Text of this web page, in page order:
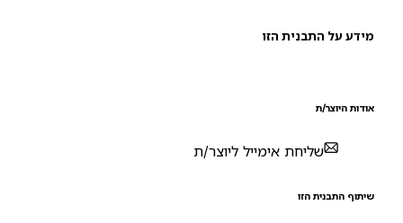
על התבנית הזו
היוצר/ת
שליחת אימייל ליוצר/ת
התבנית הזו